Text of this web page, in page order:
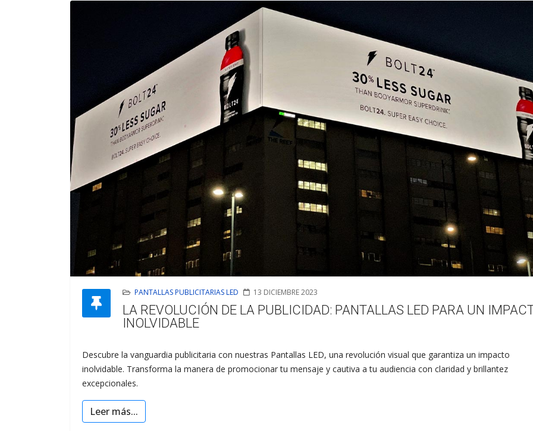
PANTALLAS PUBLICITARIAS LED 13 DICIEMBRE 2023
LA REVOLUCIÓN DE LA PUBLICIDAD: PANTALLAS LED PARA UN
INOLVIDABLE
Descubre la vanguardia publicitaria con nuestras Pantallas LED, una revolución visual que garantiza un impacto
inolvidable. Transforma la manera de promocionar tu mensaje y cautiva a tu audiencia con claridad y brillantez
excepcionales.
Leer más...